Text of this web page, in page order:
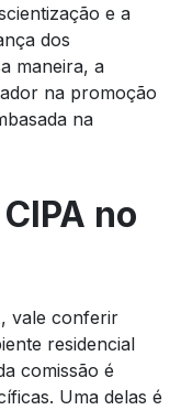
e a
dos
maneira, a
na promoção
na
no
vale conferir
residencial
comissão é
Uma delas é